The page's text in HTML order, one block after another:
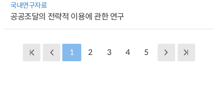
국내연구자료
공공조달의 전략적 이용에 관한 연구
1 2 3 4 5